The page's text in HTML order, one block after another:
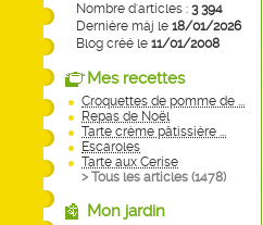
Nombre d'articles : 3 394
Dernière màj le 18/01/2026
Blog créé le 11/01/2008
Mes recettes
Croquettes de pomme de ...
Repas de Noël
Tarte crème pâtissière ...
Escaroles
Tarte aux Cerise
> Tous les articles (1478)
Mon jardin